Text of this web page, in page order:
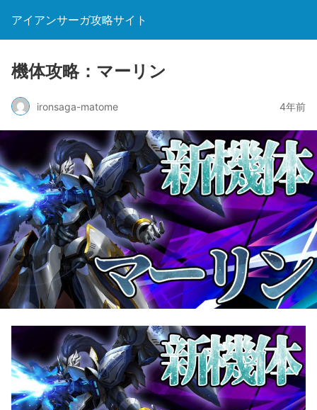
アイアンサーガ攻略サイト
機体攻略：マーリン
ironsaga-matome 4年前